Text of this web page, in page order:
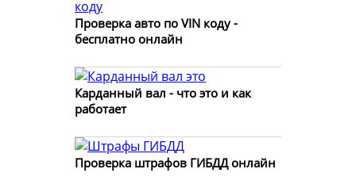
Проверка авто по VIN коду -
бесплатно онлайн
Карданный вал - что это и как
работает
Проверка штрафов ГИБДД онлайн